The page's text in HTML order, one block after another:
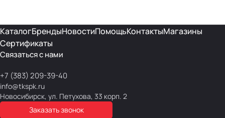
КаталогБрендыНовостиПомощьКонтактыМагазины
Сертификаты
Связаться с нами
+7 (383) 209-39-40
info@tkspk.ru
Новосибирск, ул. Петухова, 33 корп. 2
Заказать звонок